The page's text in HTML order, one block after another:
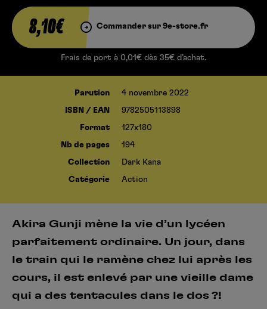
8,10€ Commander sur 9e-store.fr
Frais de port à 0,01€ dès 35€ d’achat.
Parution 4 novembre 2022
ISBN / EAN 9782505113898
Format 127x180
Nb de pages 194
Collection Dark Kana
Catégorie Action
Akira Gunji mène la vie d’un lycéen
parfaitement ordinaire. Un jour, dans
le train qui le ramène chez lui après les
cours, il est enlevé par une vieille dame
qui a des tentacules dans le dos ?!